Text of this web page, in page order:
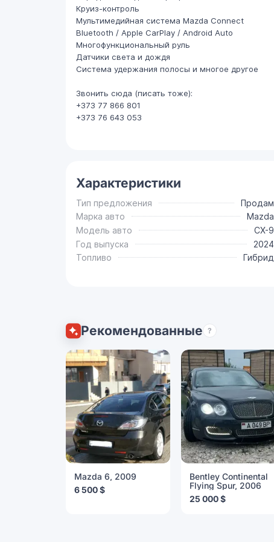
Круиз-контроль
Мультимедийная система Mazda Connect
Bluetooth / Apple CarPlay / Android Auto
Многофункциональный руль
Датчики света и дождя
Система удержания полосы и многое другое
Звонить сюда (писать тоже):
+373 77 866 801
+373 76 643 053
Характеристики
Тип предложения
Продам
Марка авто
Mazda
Модель авто
CX-9
Год выпуска
2024
Топливо
Гибрид
Рекомендованные ?
Mazda 6, 2009
6 500 $
Bentley Continental
Flying Spur, 2006
25 000 $